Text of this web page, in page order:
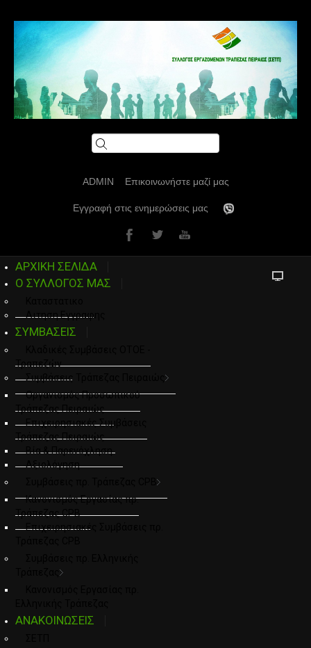
ADMIN Επικοινωνήστε μαζί μας
Εγγραφή στις ενημερώσεις μας
ΑΡΧΙΚΗ ΣΕΛΙΔΑ
Ο ΣΥΛΛΟΓΟΣ ΜΑΣ
Αιτηση Εγγραφης
ΣΥΜΒΑΣΕΙΣ
Τραπεζών
Συμβάσεις Τράπεζας Πειραιώς
Οργανισμός Προσωπικού
Τράπεζας Πειραιώς
Επιχειρησιακές Συμβάσεις
Τράπεζας Πειραιώς
Βία & Παρενόχληση
Αξιολόγηση
Συμβάσεις πρ. Τράπεζας CPB
Κανονισμός Εργασίας πρ.
Τράπεζας CPB
Επιχειρησιακές Συμβάσεις πρ.
Τράπεζας
ΑΝΑΚΟΙΝΩΣΕΙΣ